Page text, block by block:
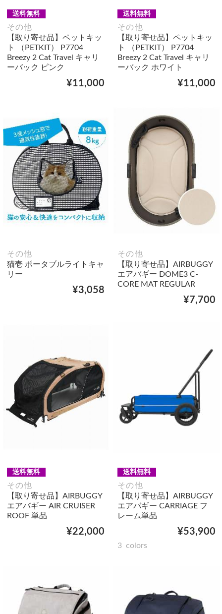
送料無料
その他
【取り寄せ品】ペットキッ
ト （PETKIT） P7704
Breezy 2 Cat Travel キャリ
ーバック ピンク
¥11,000
送料無料
その他
【取り寄せ品】ペットキッ
ト （PETKIT） P7704
Breezy 2 Cat Travel キャリ
ーバック ホワイト
¥11,000
その他
猫壱 ポータブルライトキャ
リー
¥3,058
その他
【取り寄せ品】AIRBUGGY
エアバギー DOME3 C-
CORE MAT REGULAR
¥7,700
送料無料
その他
【取り寄せ品】AIRBUGGY
エアバギー AIR CRUISER
ROOF 単品
¥22,000
送料無料
その他
【取り寄せ品】AIRBUGGY
エアバギー CARRIAGE フ
レーム単品
¥53,900
3 colors